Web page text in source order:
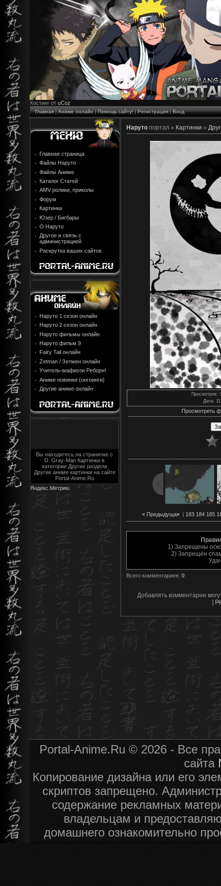
Хостинг от uCoz
Главная|Аниме онлайн|Помощь сайту!|Регистрация|Вход
Главная страница
Файлы Наруто
Файлы Аниме
Каталог Статей
AMV ролики, приколы
Форум
Картинки
Юзер / Бигбары
О Наруто
Другое и связь с
администрацией
Раскрутка ваших сайтов
Наруто 1 сезон онлайн
Наруто 2 сезон онлайн
Наруто фильмы онлайн
Наруто фильм 9
Fairy Tail онлайн
Zetman / Зетмен онлайн
Учитель-мафиози Реборн!
Аниме новинки (онгоинги)
Другие аниме онлайн
Вы находитесь на страничке с
D. Gray-Man Картинки в
категории Другие раздела
Другие аниме картинки на сайте
Portal-Anime.Ru
Наруто портал » Картинки »
Просмотров:
Дата:
Просмотреть
« Предыдущая | 183 184 185
1) Запрещены
2) Запрещён
Всего комментариев: 0
Добавлять комментарии
[
Portal-Anime.Ru © 2026 - Все
сайта
Копирование дизайна или его
скриптов запрещено.
содержание рекламных
владельцам и
домашнего ознакомительно